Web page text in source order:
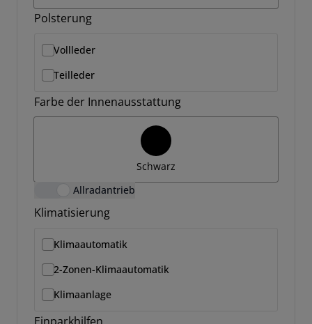
Polsterung
Vollleder
Teilleder
Farbe der Innenausstattung
Schwarz
Allradantrieb
Klimatisierung
Klimaautomatik
2-Zonen-Klimaautomatik
Klimaanlage